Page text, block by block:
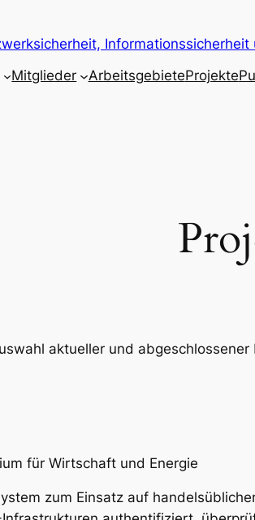
Mitglieder ArbeitsgebieteProjekte
aktueller und abgeschlossener
für Wirtschaft und Energie
zum Einsatz auf